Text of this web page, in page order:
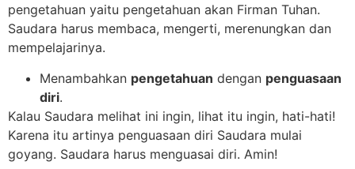
pengetahuan yaitu pengetahuan akan Firman Tuhan.
Saudara harus membaca, mengerti, merenungkan dan
mempelajarinya.
Menambahkan pengetahuan dengan penguasaan
diri.
Kalau Saudara melihat ini ingin, lihat itu ingin, hati-hati!
Karena itu artinya penguasaan diri Saudara mulai
goyang. Saudara harus menguasai diri. Amin!